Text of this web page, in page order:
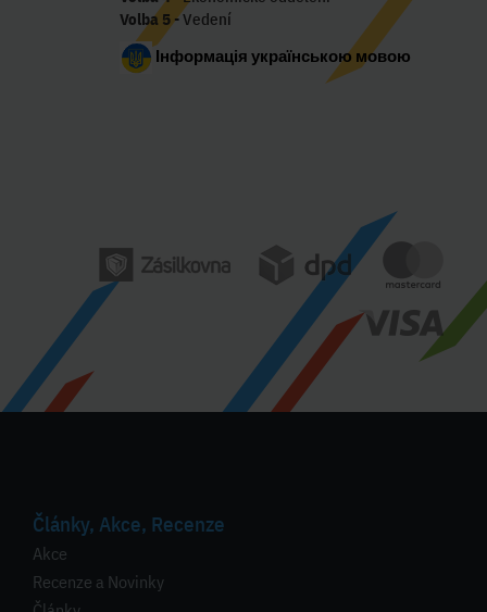
Volba 5- Vedení
Інформація українською мовою
Články, Akce, Recenze
Akce
Recenze a Novinky